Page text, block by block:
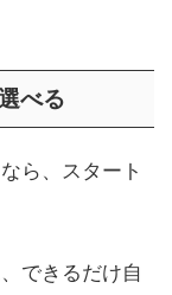
べる
ら、スタート
できるだけ自